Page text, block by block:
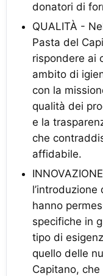
donatori di
QUALITÀ -
Pasta del
rispondere ai
ambito di
con la
qualità dei
e la
che
affidabile.
hanno
specifiche in
tipo di
quello delle
Capitano,